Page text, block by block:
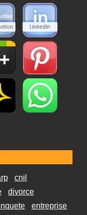
cnil
divorce
entreprise